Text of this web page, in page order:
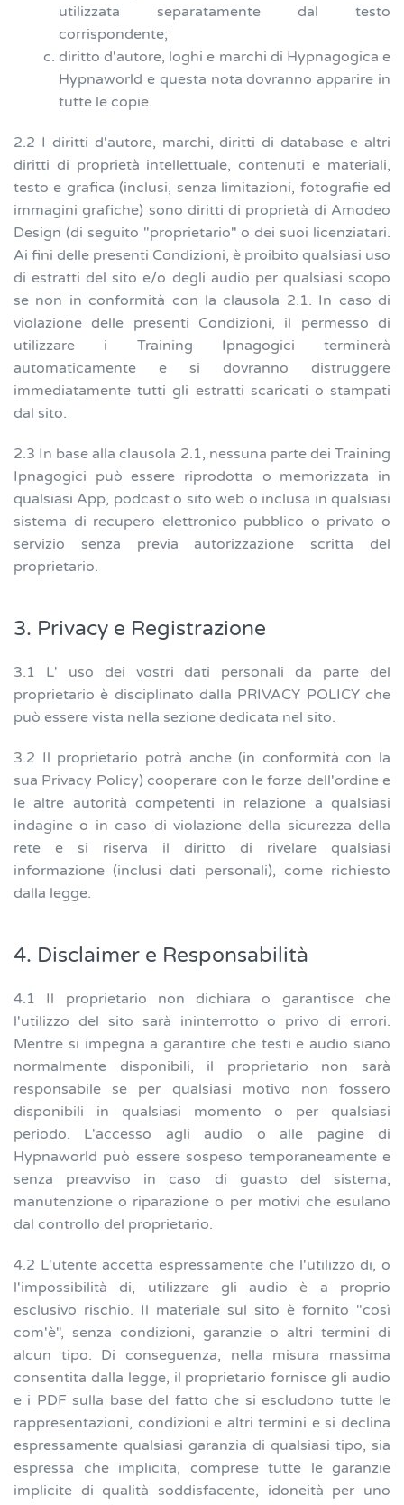
utilizzata separatamente dal testo
corrispondente;
diritto d'autore, loghi e marchi di Hypnagogica e
Hypnaworld e questa nota dovranno apparire in
tutte le copie.
2.2 I diritti d'autore, marchi, diritti di database e altri
diritti di proprietà intellettuale, contenuti e materiali,
testo e grafica (inclusi, senza limitazioni, fotografie ed
immagini grafiche) sono diritti di proprietà di Amodeo
Design (di seguito "proprietario" o dei suoi licenziatari.
Ai fini delle presenti Condizioni, è proibito qualsiasi uso
di estratti del sito e/o degli audio per qualsiasi scopo
se non in conformità con la clausola 2.1. In caso di
violazione delle presenti Condizioni, il permesso di
utilizzare i Training Ipnagogici terminerà
automaticamente e si dovranno distruggere
immediatamente tutti gli estratti scaricati o stampati
dal sito.
2.3 In base alla clausola 2.1, nessuna parte dei Training
Ipnagogici può essere riprodotta o memorizzata in
qualsiasi App, podcast o sito web o inclusa in qualsiasi
sistema di recupero elettronico pubblico o privato o
servizio senza previa autorizzazione scritta del
proprietario.
3. Privacy e Registrazione
3.1 L' uso dei vostri dati personali da parte del
proprietario è disciplinato dalla PRIVACY POLICY che
può essere vista nella sezione dedicata nel sito.
3.2 Il proprietario potrà anche (in conformità con la
sua Privacy Policy) cooperare con le forze dell'ordine e
le altre autorità competenti in relazione a qualsiasi
indagine o in caso di violazione della sicurezza della
rete e si riserva il diritto di rivelare qualsiasi
informazione (inclusi dati personali), come richiesto
dalla legge.
4. Disclaimer e Responsabilità
4.1 Il proprietario non dichiara o garantisce che
l'utilizzo del sito sarà ininterrotto o privo di errori.
Mentre si impegna a garantire che testi e audio siano
normalmente disponibili, il proprietario non sarà
responsabile se per qualsiasi motivo non fossero
disponibili in qualsiasi momento o per qualsiasi
periodo. L'accesso agli audio o alle pagine di
Hypnaworld può essere sospeso temporaneamente e
senza preavviso in caso di guasto del sistema,
manutenzione o riparazione o per motivi che esulano
dal controllo del proprietario.
4.2 L'utente accetta espressamente che l'utilizzo di, o
l'impossibilità di, utilizzare gli audio è a proprio
esclusivo rischio. Il materiale sul sito è fornito "così
com'è", senza condizioni, garanzie o altri termini di
alcun tipo. Di conseguenza, nella misura massima
consentita dalla legge, il proprietario fornisce gli audio
e i PDF sulla base del fatto che si escludono tutte le
rappresentazioni, condizioni e altri termini e si declina
espressamente qualsiasi garanzia di qualsiasi tipo, sia
espressa che implicita, comprese tutte le garanzie
implicite di qualità soddisfacente, idoneità per uno